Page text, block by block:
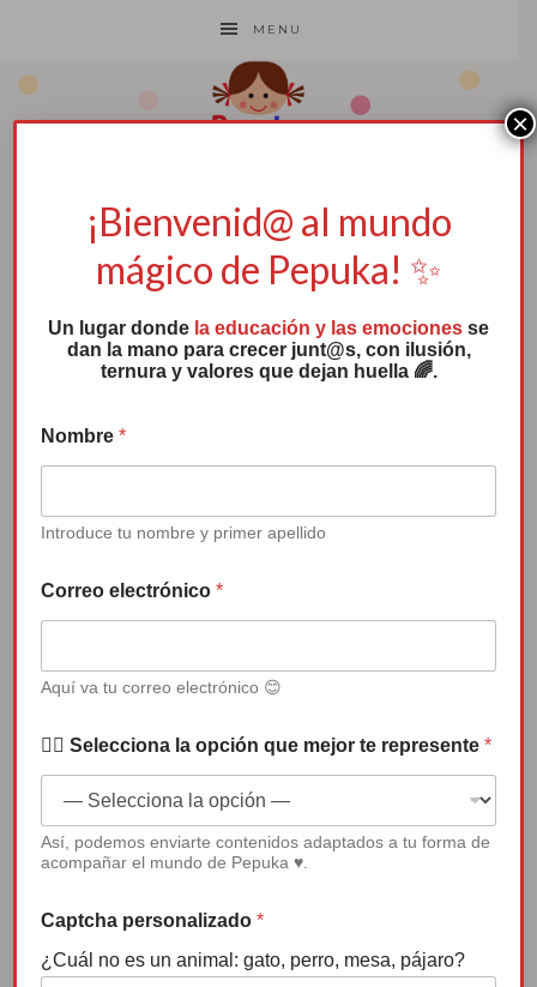
MENU
El mes de la
concienciación
¡Hay que ver lo rápido que se ha pasado
LEER MÁS
quite la sonrisa”
Reproductor
de
vídeo
h
c
n
o
¡Bienvenid@ al mundo
mágico de Pepuka! ✨
Un lugar donde la educación y las emociones se
dan la mano para crecer junt@s, con ilusión,
ternura y valores que dejan huella 🌈.
Nombre*
Introduce tu nombre y primer apellido
Correo electrónico*
Aquí va tu correo electrónico 😊
✍🏻 Selecciona la opción que mejor te represente*
Así, podemos enviarte contenidos adaptados a tu forma de
acompañar el mundo de Pepuka ♥.
Captcha personalizado*
¿Cuál no es un animal: gato, perro, mesa, pájaro?
×